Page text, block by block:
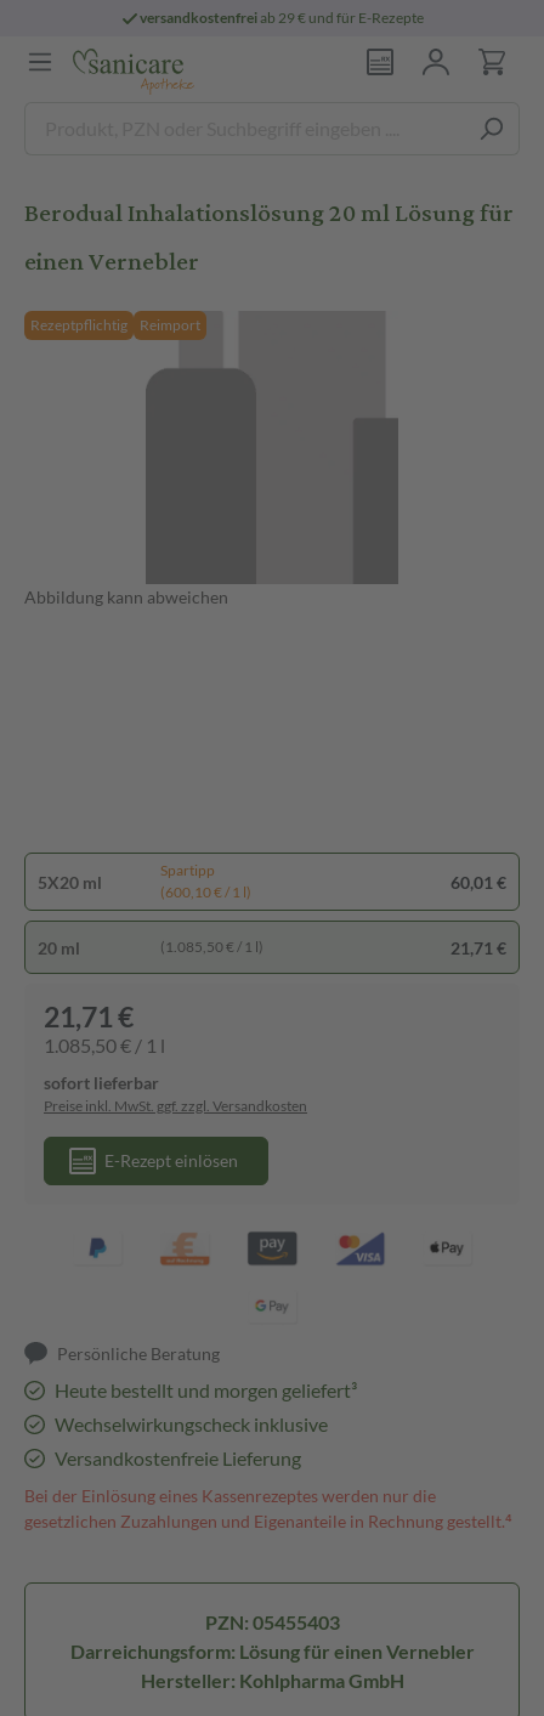
versandkostenfreiab 29 € und für E-Rezepte
Berodual Inhalationslösung 20 ml Lösung für
einen Vernebler
Rezeptpflichtig Reimport
Abbildung kann abweichen
5X20 ml
Spartipp
(600,10 € / 1 l)
60,01 €
20 ml (1.085,50 € / 1 l) 21,71 €
21,71 €
1.085,50 € / 1 l
sofort lieferbar
Preise inkl. MwSt. ggf. zzgl. Versandkosten
E-Rezept einlösen
Persönliche Beratung
Heute bestellt und morgen geliefert³
Wechselwirkungscheck inklusive
Versandkostenfreie Lieferung
Bei der Einlösung eines Kassenrezeptes werden nur die
gesetzlichen Zuzahlungen und Eigenanteile in Rechnung gestellt.⁴
PZN: 05455403
Darreichungsform: Lösung für einen Vernebler
Hersteller: Kohlpharma GmbH